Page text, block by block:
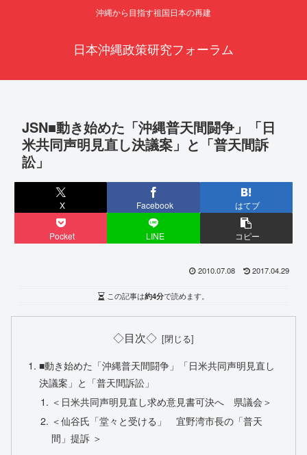
沖縄から目指す祖国日本の再建
日本沖縄政策研究フォーラム
JSN■動き始めた「沖縄普天間闘争」「日
米共同声明見直し決議案」と「普天間訴
訟」
X Facebook はてブ
Pocket LINE コピー
2010.07.08 2017.04.29
この記事は約4分で読めます。
◇目次◇
■動き始めた「沖縄普天間闘争」「日米共同声明見直し
決議案」と「普天間訴訟」
＜日米共同声明見直し求め意見書可決へ 県議会＞
＜仙谷氏「堂々と受ける」 宜野湾市長の「普天
間」提訴 ＞